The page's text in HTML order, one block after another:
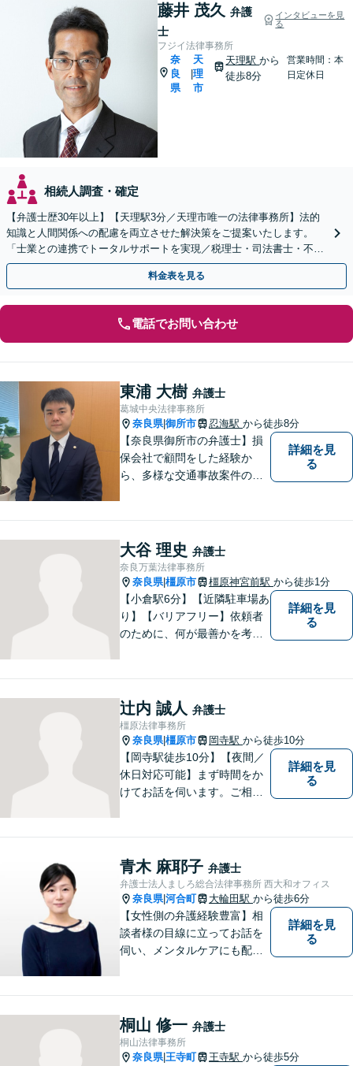
藤井 茂久 弁護
士
インタビューを見
る
フジイ法律事務所
奈
良
県
天
理
市
天理駅から
徒歩8分
営業時間：本
日定休日
相続人調査・確定
【弁護士歴30年以上】【天理駅3分／天理市唯一の法律事務所】法的
知識と人間関係への配慮を両立させた解決策をご提案いたします。
「士業との連携でトータルサポートを実現／税理士・司法書士・不動
産鑑定士など」生前対策や遺言書作成もお任せください
料金表を見る
電話でお問い合わせ
東浦 大樹 弁護士
葛城中央法律事務所
奈良県|御所市 忍海駅 から徒歩8分
【奈良県御所市の弁護士】損
保会社で顧問をした経験か
ら、多様な交通事故案件の対
す。
詳細を見
る
大谷 理史 弁護士
奈良万葉法律事務所
奈良県|橿原市 橿原神宮前駅 から徒歩1分
【小倉駅6分】【近隣駐車場あ
り】【バリアフリー】依頼者
のために、何が最善かを考
決策を提案し続けます。 よろ
しくお願いします。
詳細を見
る
辻内 誠人 弁護士
橿原法律事務所
奈良県|橿原市 岡寺駅 から徒歩10分
【岡寺駅徒歩10分】【夜間／
休日対応可能】まず時間をか
けてお話を伺います。ご相談
護士】地域密着型のアットホ
ームなリーガルサービスをご
提供させていただきます。
詳細を見
る
青木 麻耶子 弁護士
弁護士法人ましろ総合法律事務所 西大和オフィス
奈良県|河合町 大輪田駅 から徒歩6分
【女性側の弁護経験豊富】相
談者様の目線に立ってお話を
伺い、メンタルケアにも配慮
策をご提案【LINE利用可】
【平日夜間、土日祝日、応相
談】
詳細を見
る
桐山 修一 弁護士
桐山法律事務所
奈良県|王寺町 王寺駅 から徒歩5分